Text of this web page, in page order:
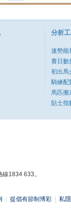
分析
速勢能
賽日數
初出馬
騎練配
馬匹搬
貼士指
1834 633。
提倡有節制博彩 私